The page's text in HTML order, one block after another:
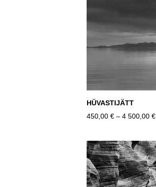
HÜVASTIJÄTT
450,00 € – 4 500,00 €